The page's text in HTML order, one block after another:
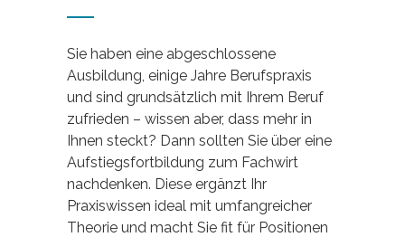
Sie haben eine abgeschlossene
Ausbildung, einige Jahre Berufspraxis
und sind grundsätzlich mit Ihrem Beruf
zufrieden – wissen aber, dass mehr in
Ihnen steckt? Dann sollten Sie über eine
Aufstiegsfortbildung zum Fachwirt
nachdenken. Diese ergänzt Ihr
Praxiswissen ideal mit umfangreicher
Theorie und macht Sie fit für Positionen